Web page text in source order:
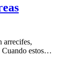
arrecifes,
Cuando estos…